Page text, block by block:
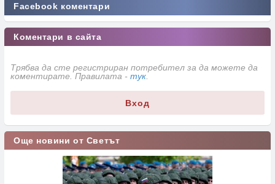
Facebook коментари
Коментари в сайта
Трябва да сте регистриран потребител за да можете да
коментирате. Правилата - тук
Вход
Още новини от Светът